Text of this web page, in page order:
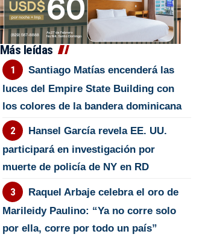
Más leídas
Santiago Matías encenderá las
luces del Empire State Building con
los colores de la bandera dominicana
Hansel García revela EE. UU.
participará en investigación por
muerte de policía de NY en RD
Raquel Arbaje celebra el oro de
Marileidy Paulino: “Ya no corre solo
por ella, corre por todo un país”